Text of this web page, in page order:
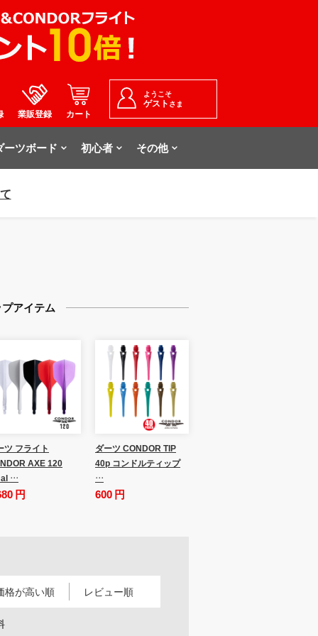
業販登録 カート
ようこそ
ゲスト さま
ーツボード 初心者 その他
アイテム
ツ フライト
AXE 120
…
円
ダーツ CONDOR TIP
40p コンドルティップ
…
600 円
格が高い順 レビュー順